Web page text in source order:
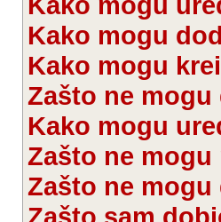
Kako mogu
Kako mogu
Zašto ne
Kako mogu
Zašto ne
Zašto ne